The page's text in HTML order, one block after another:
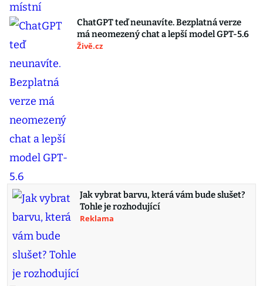
ChatGPT teď neunavíte. Bezplatná verze
má neomezený chat a lepší model GPT-5.6
Živě.cz
Jak vybrat barvu, která vám bude slušet?
Tohle je rozhodující
Reklama